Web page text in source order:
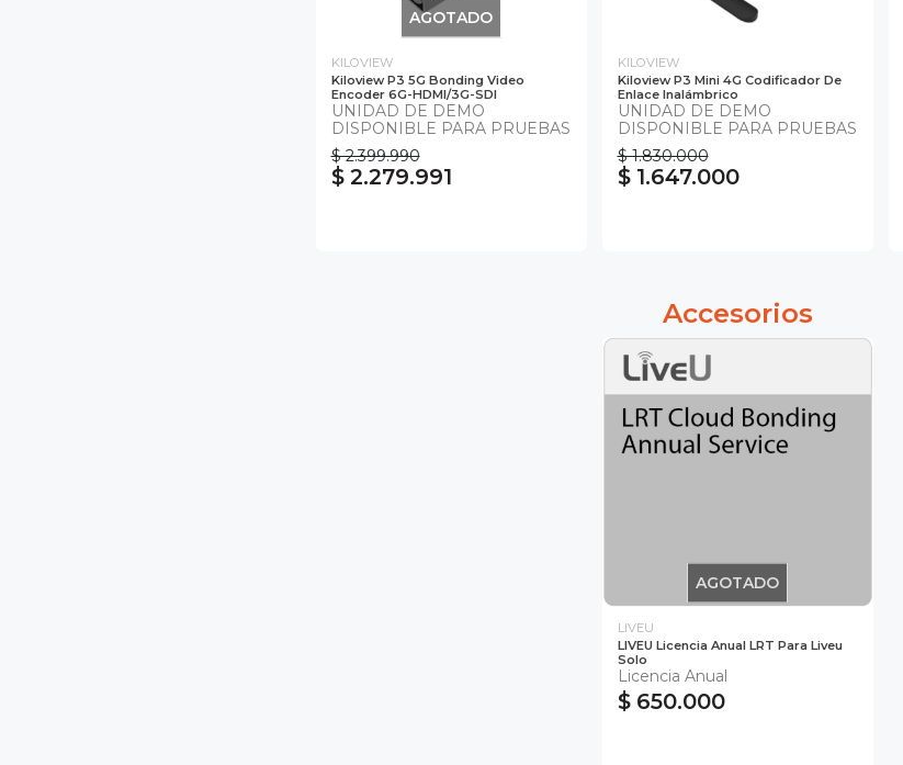
AGOTADO
KILOVIEW
Kiloview P3 5G Bonding Video
Encoder 6G-HDMI/3G-SDI
UNIDAD DE DEMO
DISPONIBLE PARA PRUEBAS
$ 2.399.990
$ 2.279.991
KILOVIEW
Kiloview P3 Mini 4G Codificador De
Enlace Inalámbrico
UNIDAD DE DEMO
DISPONIBLE PARA PRUEBAS
$ 1.830.000
$ 1.647.000
Accesorios
AGOTADO
LIVEU
LIVEU Licencia Anual LRT Para Liveu
Solo
Licencia Anual
$ 650.000